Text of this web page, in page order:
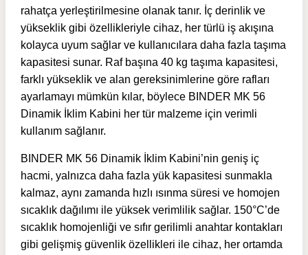
rahatça yerleştirilmesine olanak tanır. İç derinlik ve
yükseklik gibi özellikleriyle cihaz, her türlü iş akışına
kolayca uyum sağlar ve kullanıcılara daha fazla taşıma
kapasitesi sunar. Raf başına 40 kg taşıma kapasitesi,
farklı yükseklik ve alan gereksinimlerine göre rafları
ayarlamayı mümkün kılar, böylece BINDER MK 56
Dinamik İklim Kabini her tür malzeme için verimli
kullanım sağlanır.
BINDER MK 56 Dinamik İklim Kabini’nin geniş iç
hacmi, yalnızca daha fazla yük kapasitesi sunmakla
kalmaz, aynı zamanda hızlı ısınma süresi ve homojen
sıcaklık dağılımı ile yüksek verimlilik sağlar. 150°C’de
sıcaklık homojenliği ve sıfır gerilimli anahtar kontakları
gibi gelişmiş güvenlik özellikleri ile cihaz, her ortamda